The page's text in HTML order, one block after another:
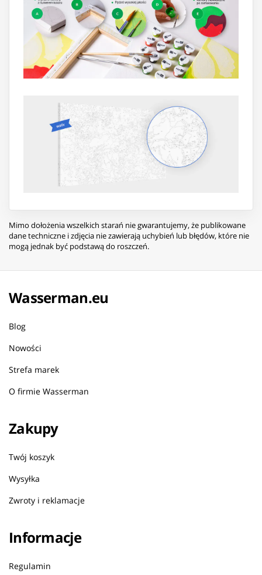
Mimo dołożenia wszelkich starań nie gwarantujemy, że publikowane
dane techniczne i zdjęcia nie zawierają uchybień lub błędów, które nie
mogą jednak być podstawą do roszczeń.
Wasserman.eu
Blog
Nowości
Strefa marek
O firmie Wasserman
Zakupy
Twój koszyk
Wysyłka
Zwroty i reklamacje
Informacje
Regulamin